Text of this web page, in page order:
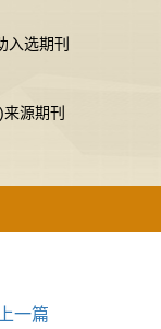
入选期刊
源期刊
上一篇